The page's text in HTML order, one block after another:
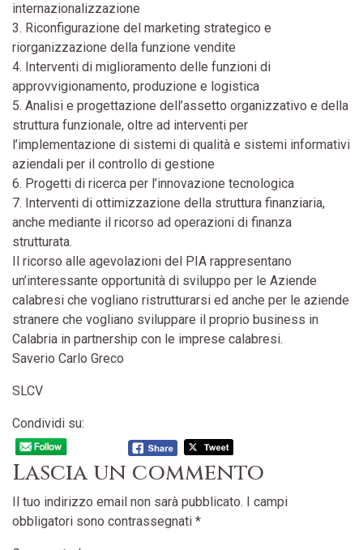
internazionalizzazione
3. Riconfigurazione del marketing strategico e
riorganizzazione della funzione vendite
4. Interventi di miglioramento delle funzioni di
approvvigionamento, produzione e logistica
5. Analisi e progettazione dell’assetto organizzativo e della
struttura funzionale, oltre ad interventi per
l’implementazione di sistemi di qualità e sistemi informativi
aziendali per il controllo di gestione
6. Progetti di ricerca per l’innovazione tecnologica
7. Interventi di ottimizzazione della struttura finanziaria,
anche mediante il ricorso ad operazioni di finanza
strutturata.
Il ricorso alle agevolazioni del PIA rappresentano
un’interessante opportunità di sviluppo per le Aziende
calabresi che vogliano ristrutturarsi ed anche per le aziende
stranere che vogliano sviluppare il proprio business in
Calabria in partnership con le imprese calabresi.
Saverio Carlo Greco
SLCV
Condividi su:
Lascia un commento
Il tuo indirizzo email non sarà pubblicato. I campi
obbligatori sono contrassegnati *